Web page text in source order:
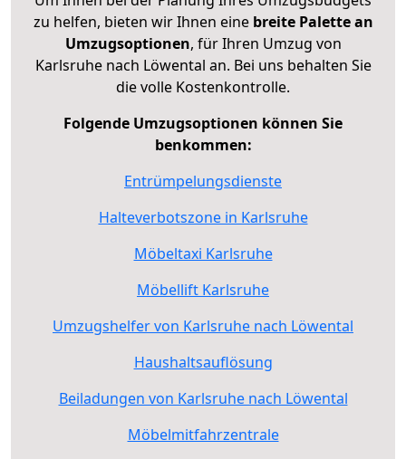
zu helfen, bieten wir Ihnen eine breite Palette an
Umzugsoptionen, für Ihren Umzug von
Karlsruhe nach Löwental an. Bei uns behalten Sie
die volle Kostenkontrolle.
Folgende Umzugsoptionen können Sie
benkommen:
Entrümpelungsdienste
Halteverbotszone in Karlsruhe
Möbeltaxi Karlsruhe
Möbellift Karlsruhe
Umzugshelfer von Karlsruhe nach Löwental
Haushaltsauflösung
Beiladungen von Karlsruhe nach Löwental
Möbelmitfahrzentrale